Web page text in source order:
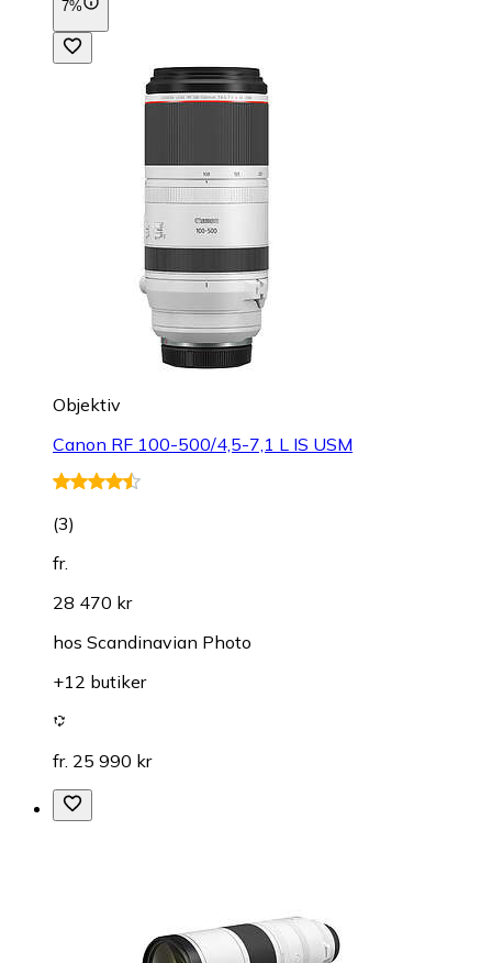
7%
Objektiv
Canon RF 100-500/4,5-7,1 L IS USM
(3)
fr.
28 470 kr
hos Scandinavian Photo
+12 butiker
fr. 25 990 kr